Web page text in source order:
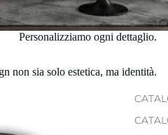
Personalizziamo ogni dettaglio.
non sia solo estetica, ma identità.